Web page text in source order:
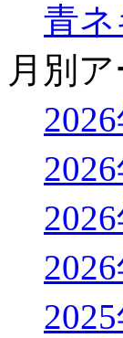
青ネ
月別